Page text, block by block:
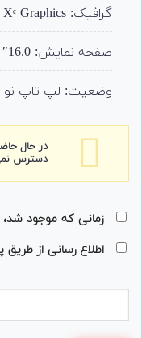
گرافیک: Intel Iris Xᵉ Graphics
صفحه نمایش: 16.0″ / WUXGA/ IPS
وضعیت: لپ تاپ نو
در حال
دسترس
زمانی که موجود
اطلاع رسانی از طریق